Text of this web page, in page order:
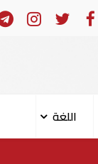
مساعدات إلى الأردن
اللغة